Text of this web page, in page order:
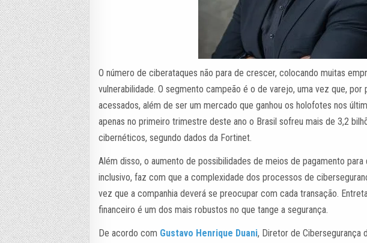
O número de ciberataques não para de crescer, colocando muitas
vulnerabilidade. O segmento campeão é o de varejo, uma vez que, por
acessados, além de ser um mercado que ganhou os holofotes nos
apenas no primeiro trimestre deste ano o Brasil sofreu mais de 3,2
cibernéticos, segundo dados da Fortinet.
Além disso, o aumento de possibilidades de meios de pagamento
inclusivo, faz com que a complexidade dos processos de
vez que a companhia deverá se preocupar com cada transação.
financeiro é um dos mais robustos no que tange a segurança.
De acordo com Gustavo Henrique Duani, Diretor de Cibersegurança